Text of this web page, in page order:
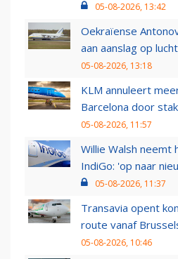
05-08-2026, 13:42
Oekraïense
aan aanslag op
05-08-2026, 13:18
KLM annuleert
Barcelona door
05-08-2026, 11:57
Willie Walsh
IndiGo: 'op naar
05-08-2026, 11:37
Transavia opent
route vanaf
05-08-2026, 10:46